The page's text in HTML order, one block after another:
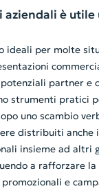
aziendali è
ideali per molte
partner e
strumenti pratici
uno scambio
distribuiti anche
insieme ad altri
a rafforzare
e